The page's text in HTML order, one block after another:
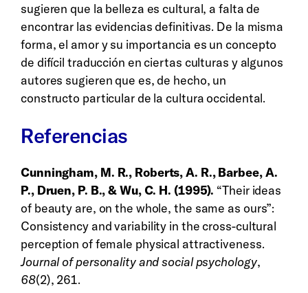
sugieren que la belleza es cultural, a falta de
encontrar las evidencias definitivas. De la misma
forma, el amor y su importancia es un concepto
de difícil traducción en ciertas culturas y algunos
autores sugieren que es, de hecho, un
constructo particular de la cultura occidental.
Referencias
Cunningham, M. R., Roberts, A. R., Barbee, A.
P., Druen, P. B., & Wu, C. H. (1995). “Their ideas
of beauty are, on the whole, the same as ours”:
Consistency and variability in the cross-cultural
perception of female physical attractiveness.
Journal of personality and social psychology,
68(2), 261.